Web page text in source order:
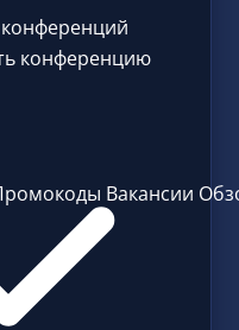
конференцию